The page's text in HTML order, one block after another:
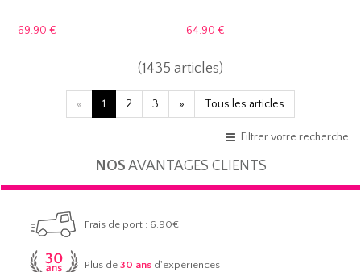
69.90 € 64.90 €
(1435 articles)
« 1 2 3 » Tous les articles
Filtrer votre recherche
NOS AVANTAGES CLIENTS
Frais de port : 6.90€
Plus de 30 ansd'expériences